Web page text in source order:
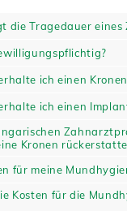
die Tragedauer eines
ich einen
ich einen
Kronen
für meine
Kosten für die